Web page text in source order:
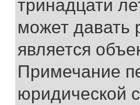
тринадцати
может давать
является
Примечание
юридической